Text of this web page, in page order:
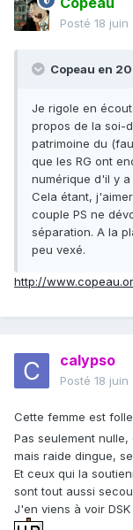
Posté 18 juin
Copeau en
Je rigole en
propos de la soi-
patrimoine du
que les RG ont
numérique d'il y
Cela étant,
couple PS ne
séparation. A la
peu vexé.
http://
calypso
Posté 18 juin
Cette femme est
Pas seulement
mais raide dingue,
Et ceux qui la
sont tout aussi
J'en viens à voir